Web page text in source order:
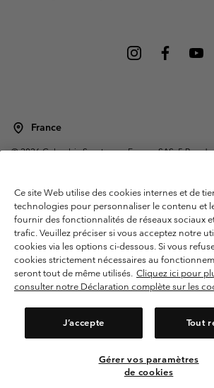
France
©2026Columbia Sportswear Europe SAS. 5 Rue de
Garanties Légales
Politique de confidentialité
Conditions d'utilisation - Membres
Conditions D'utilisation - Contenu généré par
Cookies
Public CBCR
Ce site Web utilise des cookies internes et de
technologies pour personnaliser le contenu et
fournir des fonctionnalités de réseaux sociaux
trafic. Veuillez préciser si vous acceptez notre
cookies via les options ci-dessous. Si vous
cookies strictement nécessaires au
seront tout de même utilisés. Cliquez ici pour
consulter notre Déclaration complète sur les
J’accepte Tout
Gérer vos paramètres
de cookies
Veuillez sélectionner votre pays
votre langue
Achats en ligne
United States
France
Voir Tous Les Pays